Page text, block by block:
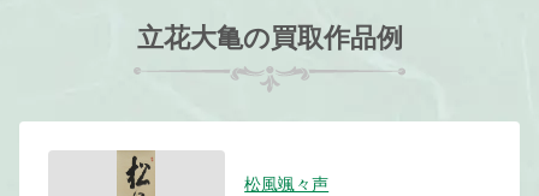
立花大亀の買取作品例
松風颯々声